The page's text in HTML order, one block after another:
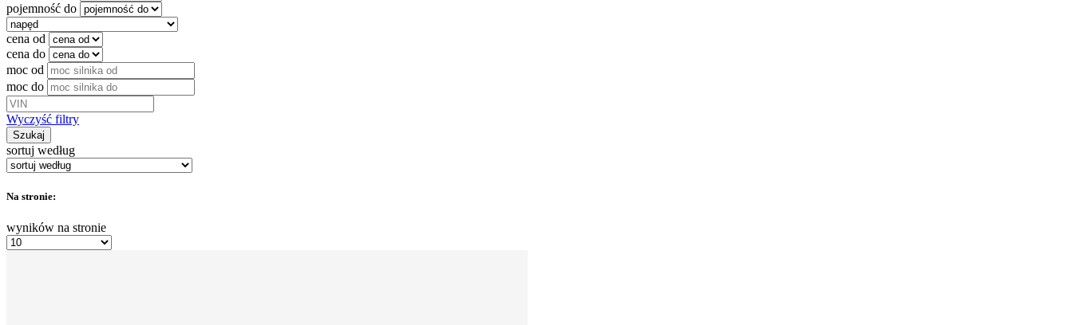
pojemność do
cena od
cena do
moc od
moc do
Wyczyść filtry
Szukaj
sortuj według
Na stronie:
wyników na stronie